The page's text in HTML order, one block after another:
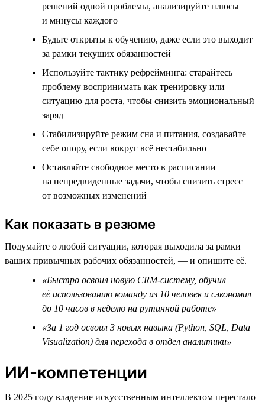
решений одной проблемы, анализируйте плюсы
и минусы каждого
Будьте открыты к обучению, даже если это выходит
за рамки текущих обязанностей
Используйте тактику рефрейминга: старайтесь
проблему воспринимать как тренировку или
ситуацию для роста, чтобы снизить эмоциональный
заряд
Стабилизируйте режим сна и питания, создавайте
себе опору, если вокруг всё нестабильно
Оставляйте свободное место в расписании
на непредвиденные задачи, чтобы снизить стресс
от возможных изменений
Как показать в резюме
Подумайте о любой ситуации, которая выходила за рамки
ваших привычных рабочих обязанностей, — и опишите её.
«Быстро освоил новую CRM-систему, обучил
её использованию команду из 10 человек и сэкономил
до 10 часов в неделю на рутинной работе»
«За 1 год освоил 3 новых навыка (Python, SQL, Data
Visualization) для перехода в отдел аналитики»
ИИ-компетенции
В 2025 году владение искусственным интеллектом перестало